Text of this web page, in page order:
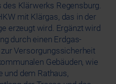
Klärwerks Regensburg.
mit Klärgas, das in der
erzeugt wird. Ergänzt wird
durch einen Erdgas-
Versorgungssicherheit
Gebäuden, wie
und dem Rathaus,